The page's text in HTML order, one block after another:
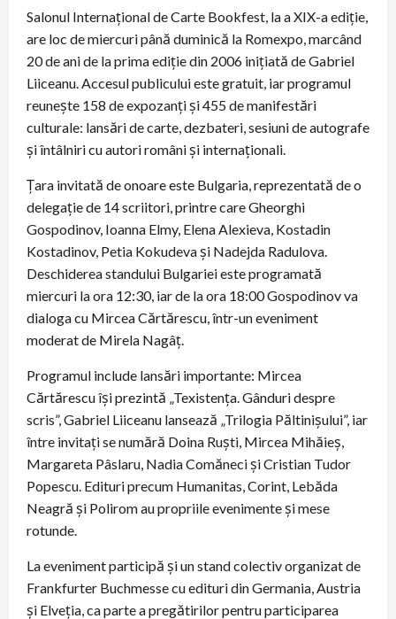
Salonul Internațional de Carte Bookfest, la a XIX-a ediție,
are loc de miercuri până duminică la Romexpo, marcând
20 de ani de la prima ediție din 2006 inițiată de Gabriel
Liiceanu. Accesul publicului este gratuit, iar programul
reunește 158 de expozanți și 455 de manifestări
culturale: lansări de carte, dezbateri, sesiuni de autografe
și întâlniri cu autori români și internaționali.
Țara invitată de onoare este Bulgaria, reprezentată de o
delegație de 14 scriitori, printre care Gheorghi
Gospodinov, Ioanna Elmy, Elena Alexieva, Kostadin
Kostadinov, Petia Kokudeva și Nadejda Radulova.
Deschiderea standului Bulgariei este programată
miercuri la ora 12:30, iar de la ora 18:00 Gospodinov va
dialoga cu Mircea Cărtărescu, într-un eveniment
moderat de Mirela Nagâț.
Programul include lansări importante: Mircea
Cărtărescu își prezintă „Texistența. Gânduri despre
scris”, Gabriel Liiceanu lansează „Trilogia Păltinișului”, iar
între invitați se numără Doina Ruști, Mircea Mihăieș,
Margareta Pâslaru, Nadia Comăneci și Cristian Tudor
Popescu. Edituri precum Humanitas, Corint, Lebăda
Neagră și Polirom au propriile evenimente și mese
rotunde.
La eveniment participă și un stand colectiv organizat de
Frankfurter Buchmesse cu edituri din Germania, Austria
și Elveția, ca parte a pregătirilor pentru participarea